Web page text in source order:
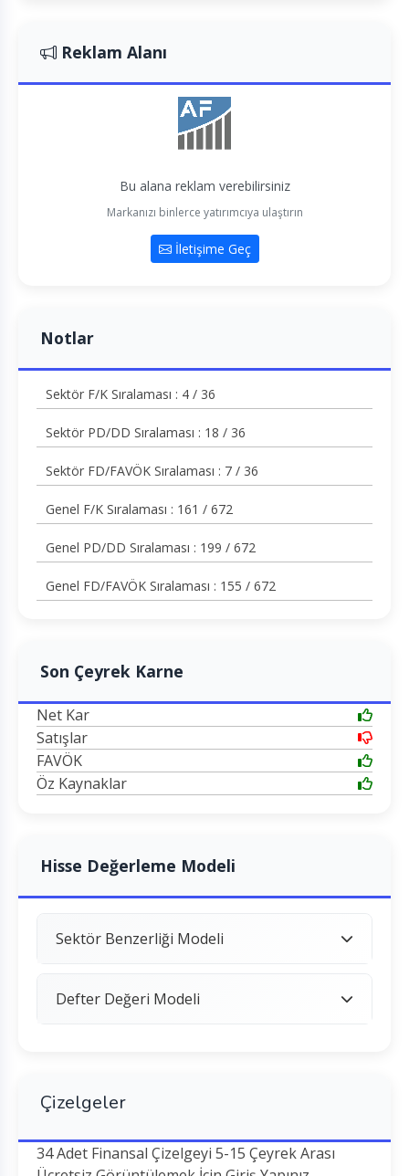
Reklam Alanı
Bu alana reklam verebilirsiniz
Markanızı binlerce yatırımcıya ulaştırın
İletişime Geç
Notlar
Sektör F/K Sıralaması : 4 / 36
Sektör PD/DD Sıralaması : 18 / 36
Sektör FD/FAVÖK Sıralaması : 7 / 36
Genel F/K Sıralaması : 161 / 672
Genel PD/DD Sıralaması : 199 / 672
Genel FD/FAVÖK Sıralaması : 155 / 672
Son Çeyrek Karne
Net Kar
Satışlar
FAVÖK
Öz Kaynaklar
Hisse Değerleme Modeli
Sektör Benzerliği Modeli
Defter Değeri Modeli
Çizelgeler
34 Adet Finansal Çizelgeyi 5-15 Çeyrek Arası